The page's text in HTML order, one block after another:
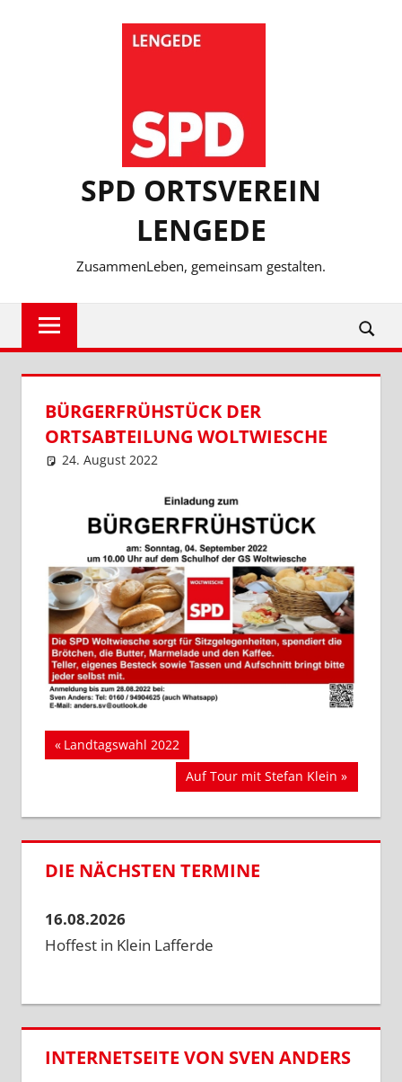
SPD ORTSVEREIN
LENGEDE
ZusammenLeben, gemeinsam gestalten.
BÜRGERFRÜHSTÜCK DER
ORTSABTEILUNG WOLTWIESCHE
24. August 2022
Beitragsnavigation
Vorheriger
Beitrag:
Landtagswahl 2022
Nächster
Beitrag:
Auf Tour mit Stefan Klein
DIE NÄCHSTEN TERMINE
16.08.2026
Hoffest in Klein Lafferde
INTERNETSEITE VON SVEN ANDERS